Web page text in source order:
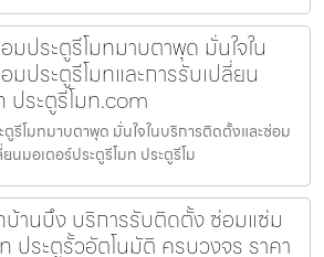
มประตูรีโมทมาบตาพุด มั่นใจใน
ประตูรีโมทและการรับเปลี่ยน
ประตูรีโมท.com
รีโมทมาบตาพุด มั่นใจในบริการติดตั้งและซ่อม
นมอเตอร์ประตูรีโมท ประตูรีโม
บ้านบึง บริการรับติดตั้ง ซ่อมแซ่ม
ประตูรั้วอัตโนมัติ ครบวงจร ราคา